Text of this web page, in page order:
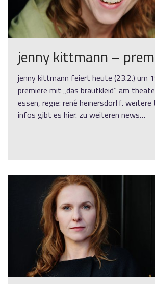
jenny kittmann –
jenny kittmann feiert heute (23.2.) um
premiere mit „das brautkleid“ am
essen, regie: rené heinersdorff. weitere
infos gibt es hier. zu weiteren news…